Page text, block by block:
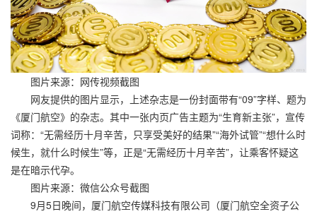
图片来源：网传视频截图
网友提供的图片显示，上述杂志是一份封面带有“09”字样、题为
《厦门航空》的杂志。其中一张内页广告主题为“生育新主张”，宣传
词称：“无需经历十月辛苦，只享受美好的结果”“海外试管”“想什么时
候生，就什么时候生”等，正是“无需经历十月辛苦”，让乘客怀疑这
是在暗示代孕。
图片来源：微信公众号截图
9月5日晚间，厦门航空传媒科技有限公司（厦门航空全资子公